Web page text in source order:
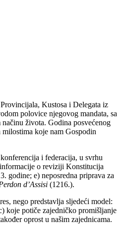
Kustosa i Delegata iz
polovice njegovog mandata, sa
života. Godina posvećenog
koje nam Gospodin
i federacija, u svrhu
o reviziji Konstitucija
godine; e) neposredna priprava za
d’Assisi (1216.).
nego predstavlja sljedeći model:
koje potiče zajedničko promišljanje
oprost u našim zajednicama.